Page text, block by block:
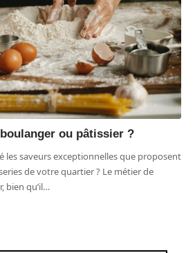
ou pâtissier ?
les saveurs exceptionnelles que proposent
de votre quartier ? Le métier de
bien qu’il…